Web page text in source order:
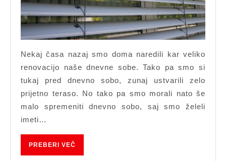
Nekaj časa nazaj smo doma naredili kar veliko
renovacijo naše dnevne sobe. Tako pa smo si
tukaj pred dnevno sobo, zunaj ustvarili zelo
prijetno teraso. No tako pa smo morali nato še
malo spremeniti dnevno sobo, saj smo želeli
imeti…
PREBERI VEČ